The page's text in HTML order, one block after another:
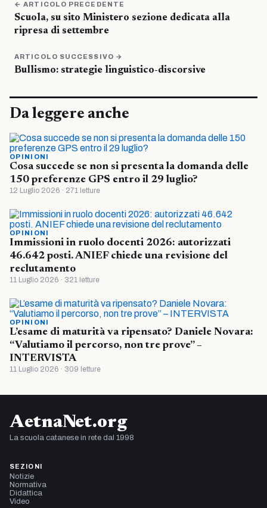
← ARTICOLO PRECEDENTE
Scuola, su sito Ministero sezione dedicata alla
ripresa di settembre
ARTICOLO SUCCESSIVO →
Bullismo: strategie linguistico-discorsive
Da leggere anche
OPINIONI
Cosa succede se non si presenta la domanda delle
150 preferenze GPS entro il 29 luglio?
12 Luglio 2026 · 271 letture
OPINIONI
Immissioni in ruolo docenti 2026: autorizzati
46.642 posti. ANIEF chiede una revisione del
reclutamento
11 Luglio 2026 · 321 letture
OPINIONI
L’esame di maturità va ripensato? Daniele Novara:
“Valutiamo il percorso, non tre prove” –
INTERVISTA
11 Luglio 2026 · 309 letture
AetnaNet.org
La scuola catanese in rete dal 1998
SEZIONI
Notizie
Normativa
Didattica
Video